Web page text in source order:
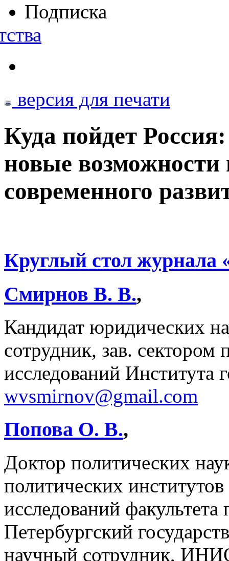
Подписка
версия для печати
Куда пойдет Россия:
новые возможности
современного
Круглый стол
Смирнов В. В.,
Кандидат юридических
сотрудник, зав. сектором
исследований Института
wvsmirnov@gmail.com
Попова О. В.,
Доктор политических
политических
исследований
Петербургский
научный сотрудник,